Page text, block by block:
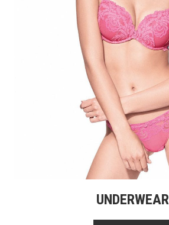
UNDERWEAR